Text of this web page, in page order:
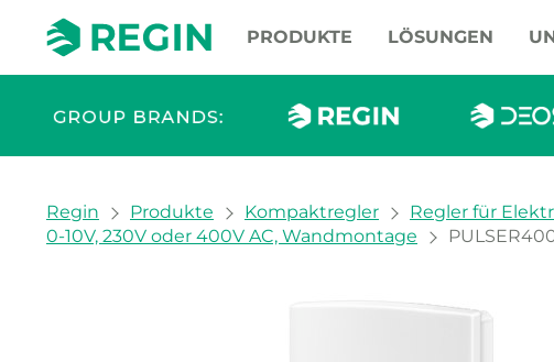
PRODUKTE LÖSUNGEN
You are here:
Regin Produkte Kompaktregler Regler für
0-10V, 230V oder 400V AC, Wandmontage